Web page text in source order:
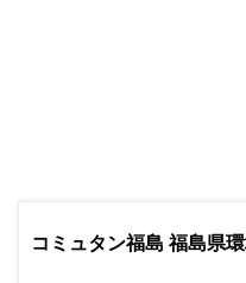
コミュタン福島 福島県